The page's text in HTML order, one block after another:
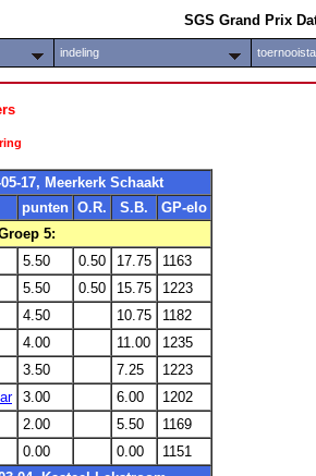
SGS Grand Prix
indeling
17, Meerkerk Schaakt
punten O.R. S.B.
GP-elo
5:
5.50 0.50 17.75
1163
5.50 0.50 15.75
1223
4.50 10.75
1182
4.00 11.00
1235
3.50 7.25
1223
3.00 6.00
1202
2.00 5.50
1169
0.00 0.00
1151